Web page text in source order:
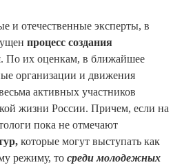
и отечественные эксперты, в
процесс создания
. По их оценкам, в ближайшее
организации и движения
активных участников
жизни России. Причем, если на
пока не отмечают
которые могут выступать как
режиму, то среди молодежных